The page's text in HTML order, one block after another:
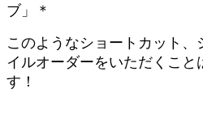
ブ」＊
このようなショートカット、
イルオーダーをいただくこ
す！